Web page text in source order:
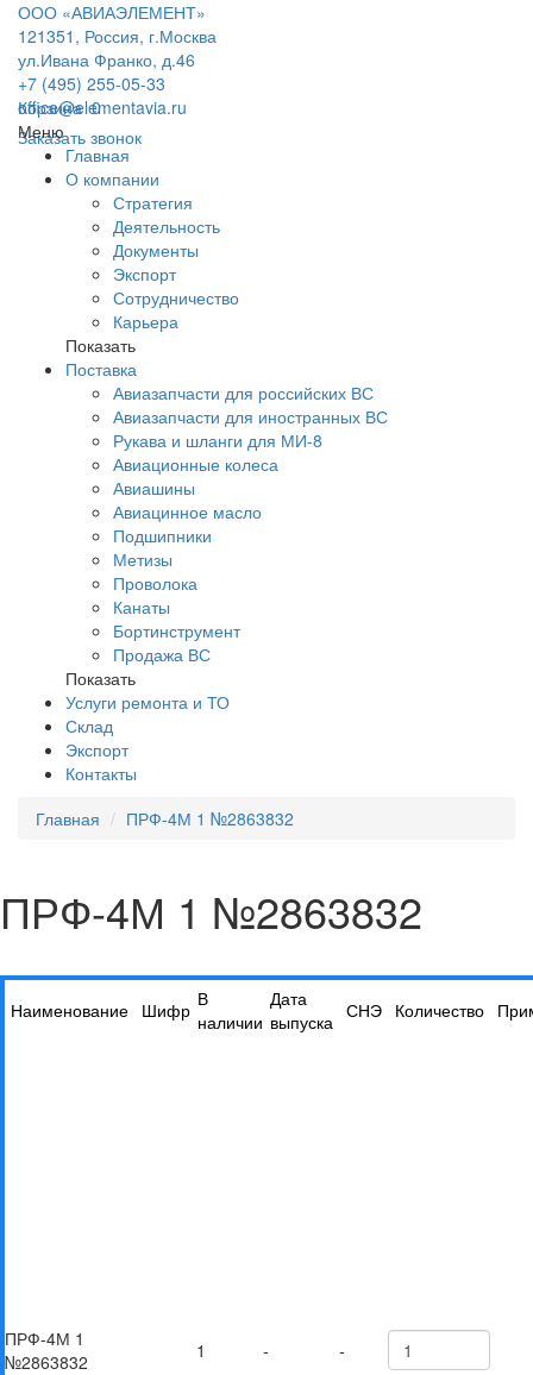
ООО «АВИАЭЛЕМЕНТ»
121351, Россия, г.Москва
ул.Ивана Франко, д.46
+7 (495) 255-05-33
office@elementavia.ru
Заказать звонок
Корзина0
Меню
Главная
О компании
Стратегия
Деятельность
Документы
Экспорт
Сотрудничество
Карьера
Показать
Поставка
Авиазапчасти для российских ВС
Авиазапчасти для иностранных ВС
Рукава и шланги для МИ-8
Авиационные колеса
Авиашины
Авиацинное масло
Подшипники
Метизы
Проволока
Канаты
Бортинструмент
Продажа ВС
Показать
Услуги ремонта и ТО
Склад
Экспорт
Контакты
Главная
ПРФ-4М 1 №2863832
ПРФ-4М 1 №2863832
Наименование Шифр В
наличии
Дата
выпуска СНЭ Количество
ПРФ-4М 1
№2863832
1 - -